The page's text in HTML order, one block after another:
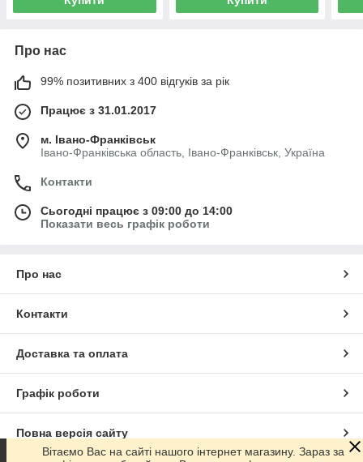
Про нас
99% позитивних з 400 відгуків за рік
Працює з 31.01.2017
м. Івано-Франківськ
Івано-Франківська область, Івано-Франківськ, Україна
Контакти
Сьогодні працює з 09:00 до 14:00
Показати весь графік роботи
Про нас
Контакти
Доставка та оплата
Графік роботи
Повна версія сайту
Вітаємо Вас на сайті нашого інтернет магазину. Зараз за